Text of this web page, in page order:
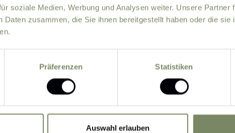
soziale Medien, Werbung und Analysen weiter. Unsere Partner
Daten zusammen, die Sie ihnen bereitgestellt haben oder die sie
Präferenzen Statistiken
Auswahl erlauben
information about offers by e-mail.
data entered by me may be processed by the data
the basis of the consent given by me by sending the form.